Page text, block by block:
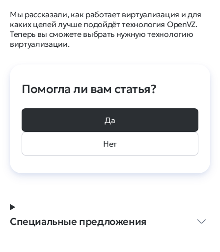
Мы рассказали, как работает виртуализация и для
каких целей лучше подойдёт технология OpenVZ.
Теперь вы сможете выбрать нужную технологию
виртуализации.
Помогла ли вам статья?
Да
Нет
Специальные предложения